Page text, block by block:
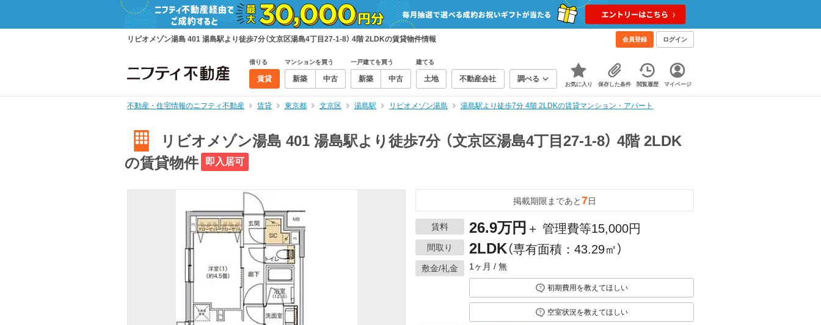
リビオメゾン湯島 401 湯島駅より徒歩7分（文京区湯島4丁目27-1-8） 4階 2LDKの賃貸物件情報 会員登録 ログイン
借りる
賃貸
マンションを買う
新築 中古
一戸建てを買う
新築 中古
建てる
土地 不動産会社 調べる
お気に入り 保存した条件 閲覧履歴 マイページ
不動産・住宅情報のニフティ不動産 賃貸 東京都 文京区 湯島駅 リビオメゾン湯島 湯島駅より徒歩7分 4階 2LDKの賃貸マンション・アパート
リビオメゾン湯島 401 湯島駅より徒歩7分 （文京区湯島4丁目27-1-8） 4階 2LDK
の賃貸物件
即入居可
掲載期限まであと7日
賃料 26.9万円 ＋ 管理費等15,000円
間取り 2LDK（専有面積：43.29㎡）
敷金/礼金 1ヶ月 / 無
初期費用を教えてほしい
空室状況を教えてほしい